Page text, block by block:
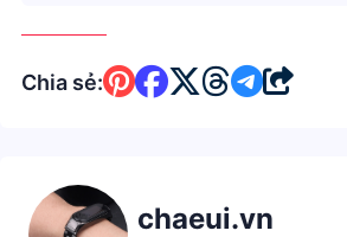
Chia sẻ:
chaeui.vn